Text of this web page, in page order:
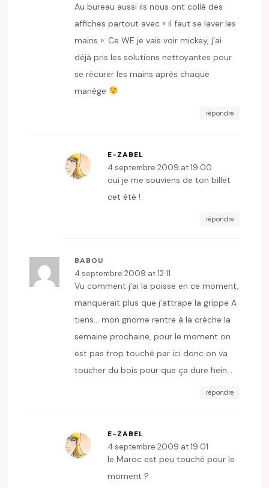
Au bureau aussi ils nous ont collé des
affiches partout avec « il faut se laver les
mains ». Ce WE je vais voir mickey, j’ai
déjà pris les solutions nettoyantes pour
se récurer les mains après chaque
manège
répondre
E-ZABEL
4 septembre 2009 at 19:00
oui je me souviens de ton billet
cet été !
répondre
BABOU
4 septembre 2009 at 12:11
Vu comment j’ai la poisse en ce moment,
manquerait plus que j’attrape la grippe A
tiens… mon gnome rentre à la crèche la
semaine prochaine, pour le moment on
est pas trop touché par ici donc on va
toucher du bois pour que ça dure hein…
répondre
E-ZABEL
4 septembre 2009 at 19:01
le Maroc est peu touché pour le
moment ?